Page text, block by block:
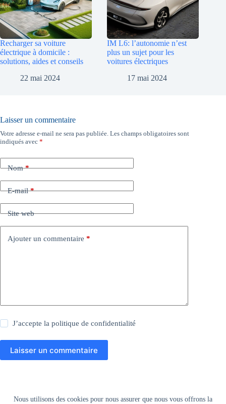
Nous utilisons des cookies pour nous assurer que nous vous offrons la
Recharger sa voiture
électrique à domicile :
solutions, aides et conseils
22 mai 2024
IM L6: l’autonomie n’est
plus un sujet pour les
voitures électriques
17 mai 2024
Laisser un commentaire
Votre adresse e-mail ne sera pas publiée. Les champs obligatoires sont
indiqués avec *
Nom*
E-mail*
Site web
Ajouter un commentaire *
J’accepte lapolitique de confidentialité
Laisser un commentaire
Mentions légales